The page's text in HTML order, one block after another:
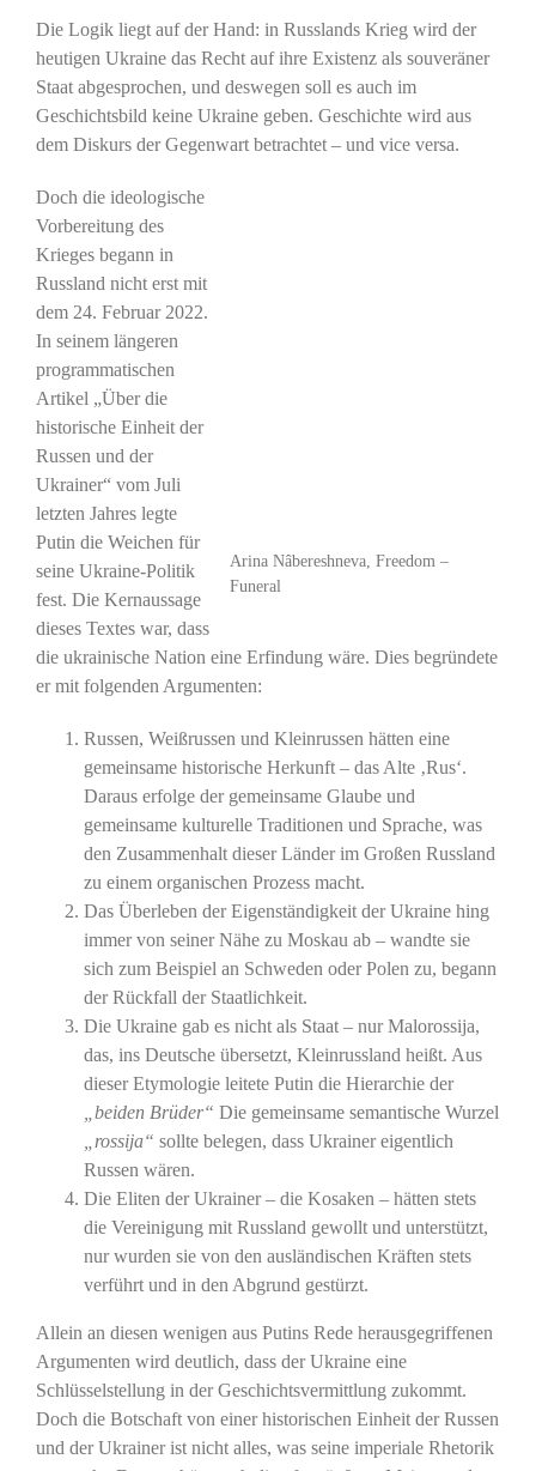
Die Logik liegt auf der Hand: in Russlands Krieg wird der
heutigen Ukraine das Recht auf ihre Existenz als souveräner
Staat abgesprochen, und deswegen soll es auch im
Geschichtsbild keine Ukraine geben. Geschichte wird aus
dem Diskurs der Gegenwart betrachtet – und vice versa.
Arina Nâbereshneva, Freedom –
Funeral
Doch die ideologische
Vorbereitung des
Krieges begann in
Russland nicht erst mit
dem 24. Februar 2022.
In seinem längeren
programmatischen
Artikel „Über die
historische Einheit der
Russen und der
Ukrainer“ vom Juli
letzten Jahres legte
Putin die Weichen für
seine Ukraine-Politik
fest. Die Kernaussage
dieses Textes war, dass
die ukrainische Nation eine Erfindung wäre. Dies begründete
er mit folgenden Argumenten:
Russen, Weißrussen und Kleinrussen hätten eine
gemeinsame historische Herkunft – das Alte ‚Rus‘.
Daraus erfolge der gemeinsame Glaube und
gemeinsame kulturelle Traditionen und Sprache, was
den Zusammenhalt dieser Länder im Großen Russland
zu einem organischen Prozess macht.
Das Überleben der Eigenständigkeit der Ukraine hing
immer von seiner Nähe zu Moskau ab – wandte sie
sich zum Beispiel an Schweden oder Polen zu, begann
der Rückfall der Staatlichkeit.
Die Ukraine gab es nicht als Staat – nur Malorossija,
das, ins Deutsche übersetzt, Kleinrussland heißt. Aus
dieser Etymologie leitete Putin die Hierarchie der
„beiden Brüder“ Die gemeinsame semantische Wurzel
„rossija“ sollte belegen, dass Ukrainer eigentlich
Russen wären.
Die Eliten der Ukrainer – die Kosaken – hätten stets
die Vereinigung mit Russland gewollt und unterstützt,
nur wurden sie von den ausländischen Kräften stets
verführt und in den Abgrund gestürzt.
Allein an diesen wenigen aus Putins Rede herausgegriffenen
Argumenten wird deutlich, dass der Ukraine eine
Schlüsselstellung in der Geschichtsvermittlung zukommt.
Doch die Botschaft von einer historischen Einheit der Russen
und der Ukrainer ist nicht alles, was seine imperiale Rhetorik